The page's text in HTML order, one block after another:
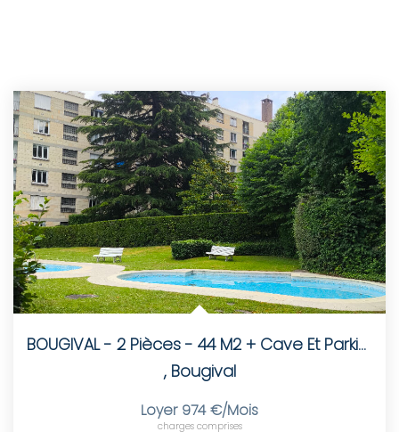
BOUGIVAL - 2 Pièces - 44 M2 + Cave Et Parking
, Bougival
Loyer 974 €/mois
charges comprises